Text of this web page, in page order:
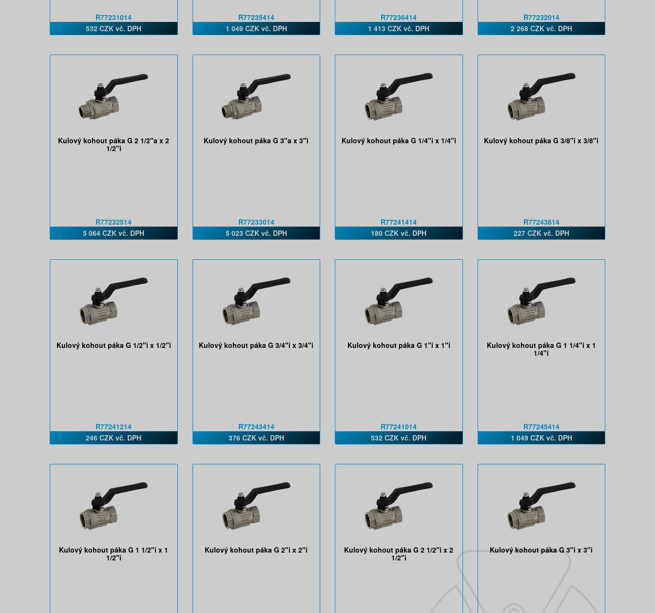
R77231014
532 CZK vč. DPH
R77235414
1 049 CZK vč. DPH
R77236414
1 413 CZK vč. DPH
R77232014
2 268 CZK vč. DPH
Kulový kohout páka G 2 1/2"a x 2
1/2"i
R77232514
5 064 CZK vč. DPH
Kulový kohout páka G 3"a x 3"i
R77233014
5 023 CZK vč. DPH
Kulový kohout páka G 1/4"i x 1/4"i
R77241414
180 CZK vč. DPH
Kulový kohout páka G 3/8"i x 3/8"i
R77243814
227 CZK vč. DPH
Kulový kohout páka G 1/2"i x 1/2"i
R77241214
246 CZK vč. DPH
Kulový kohout páka G 3/4"i x 3/4"i
R77243414
376 CZK vč. DPH
Kulový kohout páka G 1"i x 1"i
R77241014
532 CZK vč. DPH
Kulový kohout páka G 1 1/4"i x 1
1/4"i
R77245414
1 049 CZK vč. DPH
Kulový kohout páka G 1 1/2"i x 1
1/2"i
Kulový kohout páka G 2"i x 2"i
Kulový kohout páka G 2 1/2"i x 2
1/2"i
Kulový kohout páka G 3"i x 3"i